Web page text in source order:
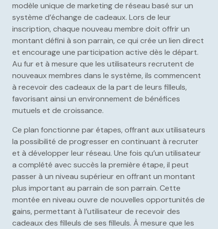
modèle unique de marketing de réseau basé sur un
système d’échange de cadeaux. Lors de leur
inscription, chaque nouveau membre doit offrir un
montant défini à son parrain, ce qui crée un lien direct
et encourage une participation active dès le départ.
Au fur et à mesure que les utilisateurs recrutent de
nouveaux membres dans le système, ils commencent
à recevoir des cadeaux de la part de leurs filleuls,
favorisant ainsi un environnement de bénéfices
mutuels et de croissance.
Ce plan fonctionne par étapes, offrant aux utilisateurs
la possibilité de progresser en continuant à recruter
et à développer leur réseau. Une fois qu’un utilisateur
a complété avec succès la première étape, il peut
passer à un niveau supérieur en offrant un montant
plus important au parrain de son parrain. Cette
montée en niveau ouvre de nouvelles opportunités de
gains, permettant à l’utilisateur de recevoir des
cadeaux des filleuls de ses filleuls. À mesure que les